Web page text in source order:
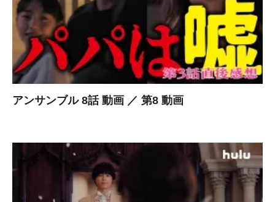
アンサンブル 8話 動画 ／ 第8 動画